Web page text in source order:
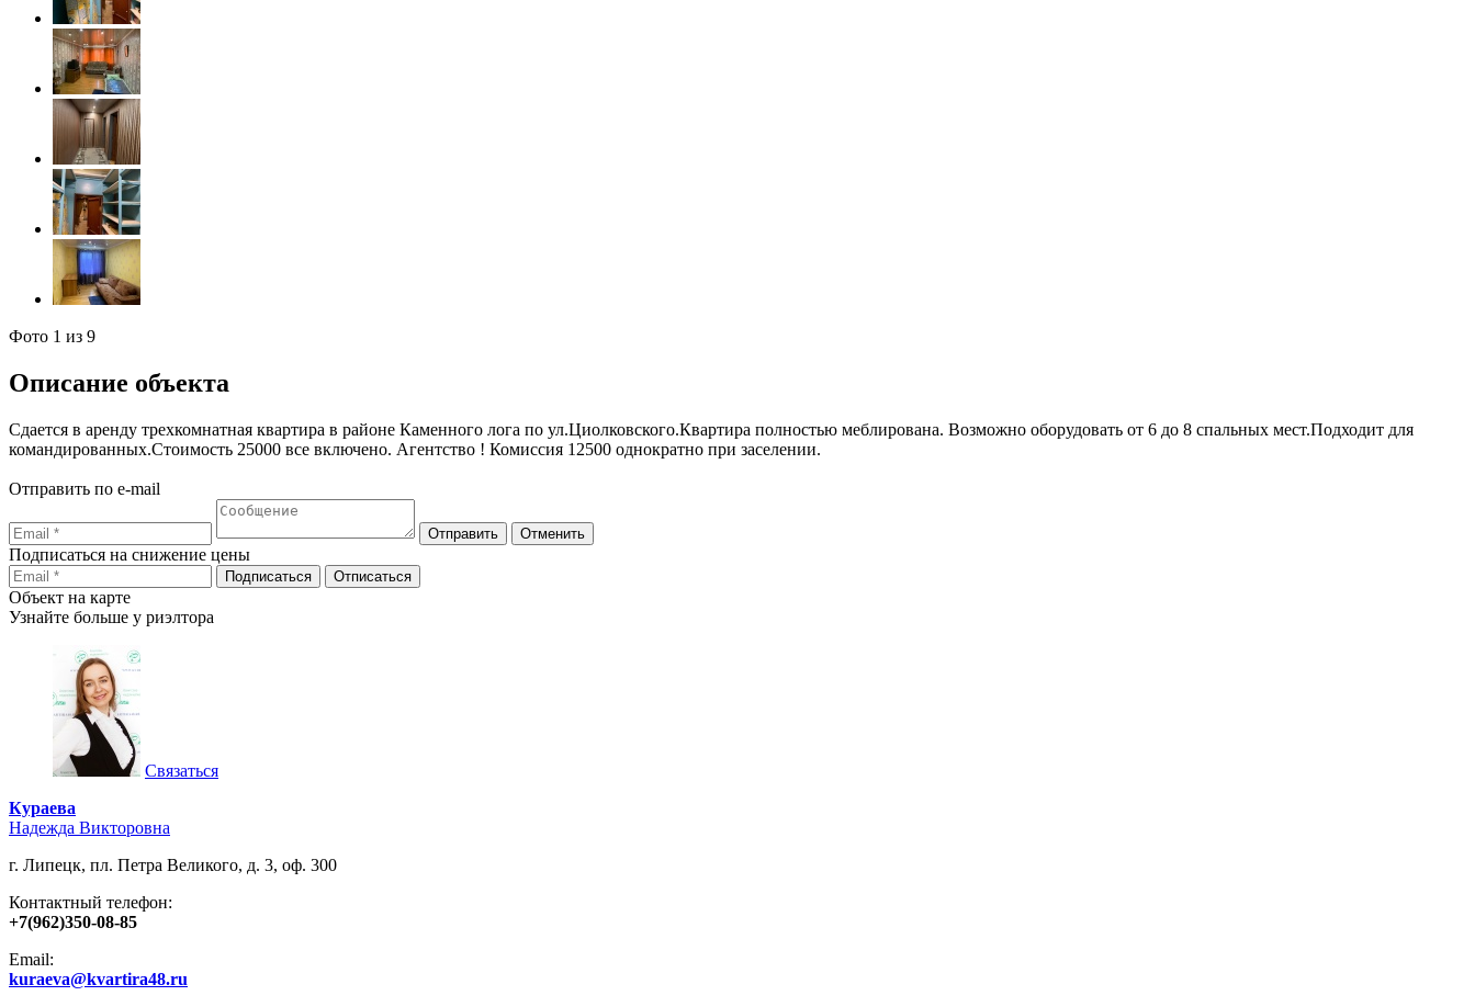
Фото 1 из 9
Описание объекта
Сдается в аренду трехкомнатная квартира в районе Каменного лога по ул.Циолковского.Квартира полностью меблирована. Возможно оборудовать от 6 до 8 спальных мест.Подходит для
командированных.Стоимость 25000 все включено. Агентство ! Комиссия 12500 однократно при заселении.
Отправить по e-mail
Подписаться на снижение цены
Объект на карте
Узнайте больше у риэлтора
Связаться
Кураева
Надежда Викторовна
г. Липецк, пл. Петра Великого, д. 3, оф. 300
Контактный телефон:
+7(962)350-08-85
Email:
kuraeva@kvartira48.ru